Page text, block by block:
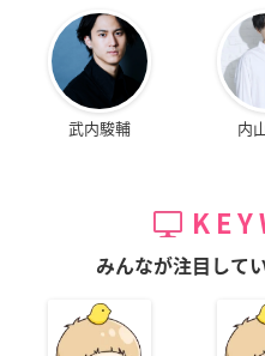
武内駿輔 内
みんなが注目して